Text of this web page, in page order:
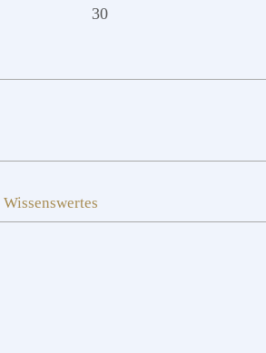
30
Wissenswertes